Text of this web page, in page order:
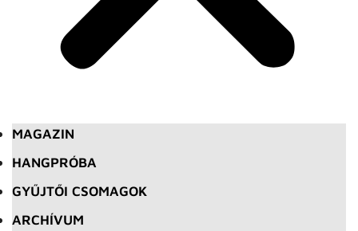
MAGAZIN
HANGPRÓBA
GYŰJTŐI CSOMAGOK
ARCHÍVUM